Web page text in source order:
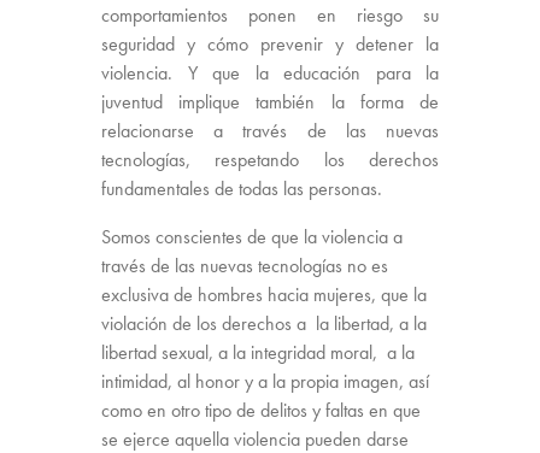
comportamientos ponen en riesgo su
seguridad y cómo prevenir y detener la
violencia. Y que la educación para la
juventud implique también la forma de
relacionarse a través de las nuevas
tecnologías, respetando los derechos
fundamentales de todas las personas.
Somos conscientes de que la violencia a
través de las nuevas tecnologías no es
exclusiva de hombres hacia mujeres, que la
violación de los derechos a la libertad, a la
libertad sexual, a la integridad moral, a la
intimidad, al honor y a la propia imagen, así
como en otro tipo de delitos y faltas en que
se ejerce aquella violencia pueden darse